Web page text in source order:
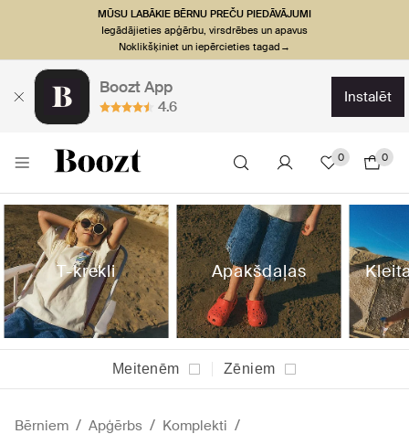
MŪSU LABĀKIE BĒRNU PREČU PIEDĀVĀJUMI
Iegādājieties apģērbu, virsdrēbes un apavus
Noklikšķiniet un iepērcieties tagad→
Boozt App
4.6
instalēt
0 0
T-krekli Apakšdaļas
Meitenēm Zēniem
Bērniem Apģērbs Komplekti